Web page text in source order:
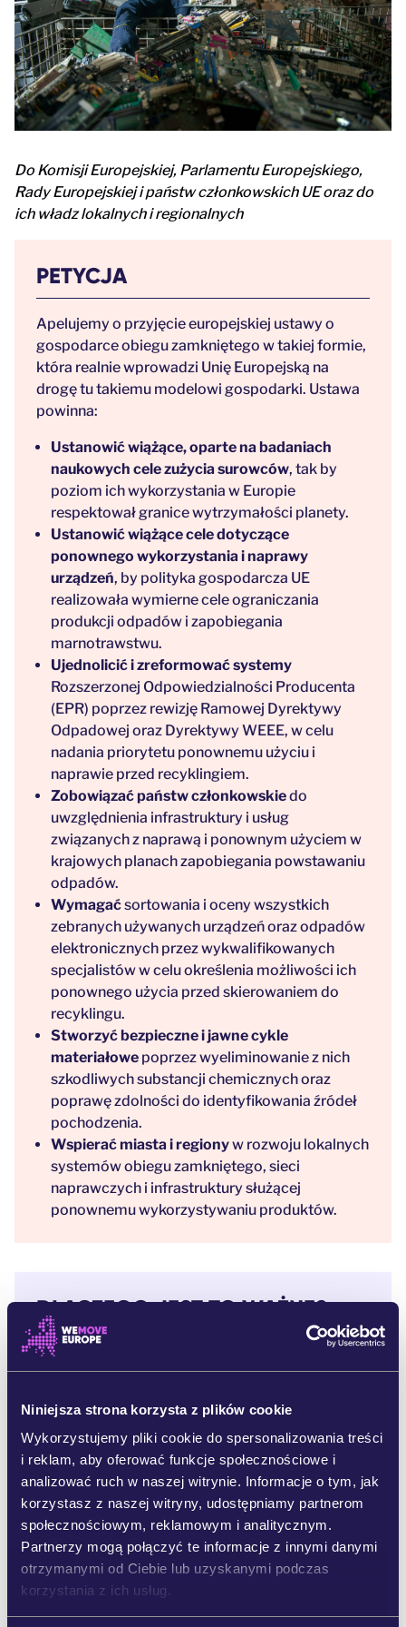
Niniejsza strona korzysta z plików cookie
Wykorzystujemy pliki cookie do spersonalizowania treści
i reklam, aby oferować funkcje społecznościowe i
analizować ruch w naszej witrynie. Informacje o tym, jak
korzystasz z naszej witryny, udostępniamy partnerom
społecznościowym, reklamowym i analitycznym.
Partnerzy mogą połączyć te informacje z innymi danymi
otrzymanymi od Ciebie lub uzyskanymi podczas
korzystania z ich usług.
Do Komisji Europejskiej, Parlamentu Europejskiego,
Rady Europejskiej i państw członkowskich UE oraz do
ich władz lokalnych i regionalnych
PETYCJA
Apelujemy o przyjęcie europejskiej ustawy o
gospodarce obiegu zamkniętego w takiej formie,
która realnie wprowadzi Unię Europejską na
drogę tu takiemu modelowi gospodarki. Ustawa
powinna:
Ustanowić wiążące, oparte na badaniach
naukowych cele zużycia surowców, tak by
poziom ich wykorzystania w Europie
respektował granice wytrzymałości planety.
Ustanowić wiążące cele dotyczące
ponownego wykorzystania i naprawy
urządzeń, by polityka gospodarcza UE
realizowała wymierne cele ograniczania
produkcji odpadów i zapobiegania
marnotrawstwu.
Ujednolicić i zreformować systemy
Rozszerzonej Odpowiedzialności Producenta
(EPR) poprzez rewizję Ramowej Dyrektywy
Odpadowej oraz Dyrektywy WEEE, w celu
nadania priorytetu ponownemu użyciu i
naprawie przed recyklingiem.
Zobowiązaćpaństw członkowskiedo
uwzględnienia infrastruktury i usług
związanych z naprawą i ponownym użyciem w
krajowych planach zapobiegania powstawaniu
odpadów.
Wymagaćsortowania i oceny wszystkich
zebranych używanych urządzeń oraz odpadów
elektronicznych przez wykwalifikowanych
specjalistów w celu określenia możliwości ich
ponownego użycia przed skierowaniem do
recyklingu.
Stworzyć bezpieczne i jawne cykle
materiałowe poprzez wyeliminowanie z nich
szkodliwych substancji chemicznych oraz
poprawę zdolności do identyfikowania źródeł
pochodzenia.
Wspierać miasta i regionyw rozwoju lokalnych
systemów obiegu zamkniętego, sieci
naprawczych i infrastruktury służącej
ponownemu wykorzystywaniu produktów.
DLACZEGO JEST TO WAŻNE?
Prawdopodobnie gdzieś w Twojej szufladzie leży
Zamierzałeś/aś go naprawić. Jednak naprawa
okazała się zbyt droga, zbyt trudna lub po prostu
niemożliwa.
To nie przypadek.
Firmy takie jak Apple i
Samsung czerpią zyski, gdy nie naprawiamy
urządzeń, a zamiast tego kupujemy nowe.
Podczas gdy góry odpadów elektronicznych
wciąż rosną, to my ponosimy tego koszty
Obecnie UE pracuje nad nową ustawą mającą na